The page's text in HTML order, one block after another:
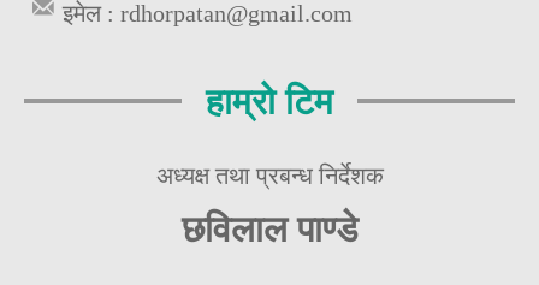
इमेल : rdhorpatan@gmail.com
हाम्रो टिम
अध्यक्ष तथा प्रबन्ध निर्देशक
छविलाल पाण्डे